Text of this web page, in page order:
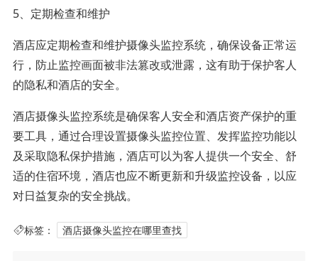
5、定期检查和维护
酒店应定期检查和维护摄像头监控系统，确保设备正常运
行，防止监控画面被非法篡改或泄露，这有助于保护客人
的隐私和酒店的安全。
酒店摄像头监控系统是确保客人安全和酒店资产保护的重
要工具，通过合理设置摄像头监控位置、发挥监控功能以
及采取隐私保护措施，酒店可以为客人提供一个安全、舒
适的住宿环境，酒店也应不断更新和升级监控设备，以应
对日益复杂的安全挑战。
标签： 酒店摄像头监控在哪里查找